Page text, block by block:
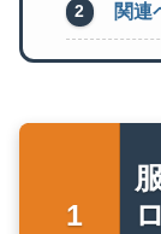
関連